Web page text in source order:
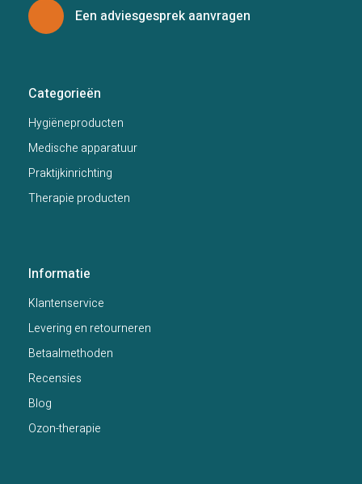
Een adviesgesprek aanvragen
Categorieën
Hygiëneproducten
Medische apparatuur
Praktijkinrichting
Therapie producten
Informatie
Klantenservice
Levering en retourneren
Betaalmethoden
Recensies
Blog
Ozon-therapie